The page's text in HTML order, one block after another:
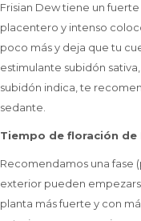
Frisian Dew tiene un
placentero y intenso
poco más y deja que tu
estimulante subidón
subidón indica, te
sedante.
Tiempo de floración de
Recomendamos una fase
exterior pueden
planta más fuerte y con